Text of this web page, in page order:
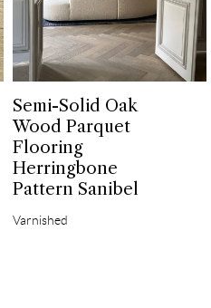
Semi-Solid Oak
Wood Parquet
Flooring
Herringbone
Pattern Sanibel
Varnished